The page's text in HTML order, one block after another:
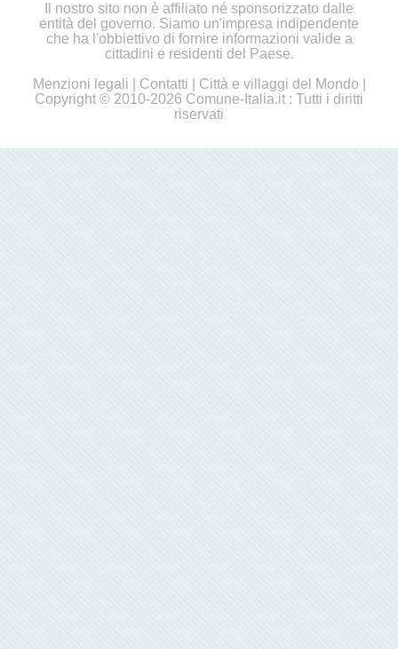
Il nostro sito non è affiliato né sponsorizzato dalle
entità del governo. Siamo un'impresa indipendente
che ha l'obbiettivo di fornire informazioni valide a
cittadini e residenti del Paese.
Menzioni legali
Contatti Città e villaggi del Mondo
Copyright © 2010-2026 Comune-Italia.it : Tutti i diritti
riservati